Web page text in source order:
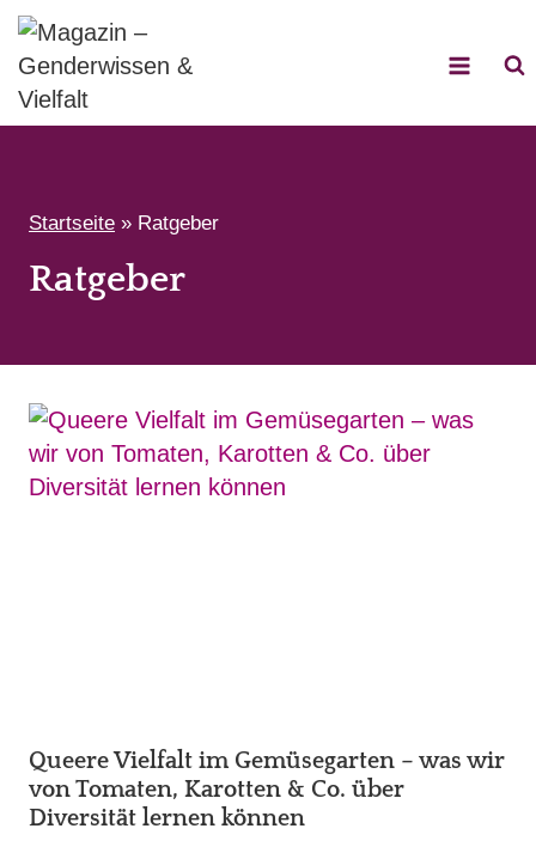
Zum
Inhalt
springen
Startseite » Ratgeber
Ratgeber
Queere Vielfalt im Gemüsegarten – was wir
von Tomaten, Karotten & Co. über
Diversität lernen können